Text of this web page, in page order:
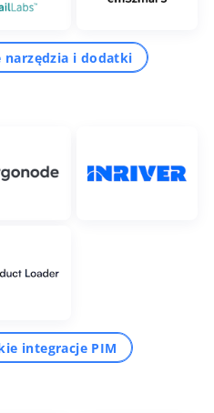
narzędzia i dodatki
integracje PIM